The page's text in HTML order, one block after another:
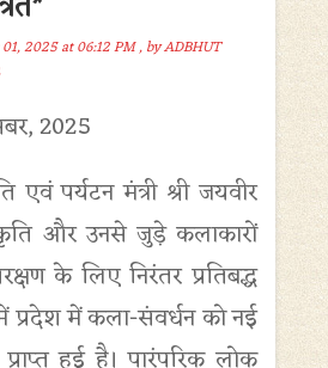
01, 2025 at 06:12 PM, byADBHUT
2025
एवं पर्यटन मंत्री श्री जयवीर
और उनसे जुड़े कलाकारों
के लिए निरंतर प्रतिबद्ध
प्रदेश में कला-संवर्धन को नई